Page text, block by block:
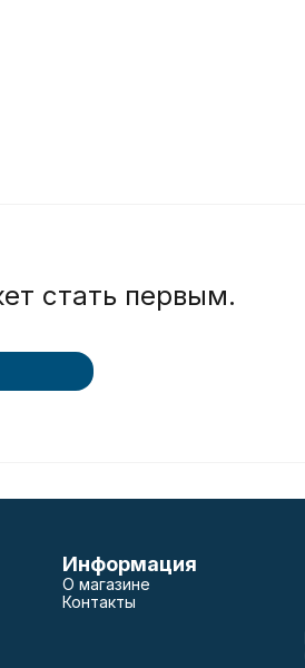
стать первым.
Информация
О магазине
Контакты